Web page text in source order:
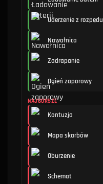
Uderzenie z rozpędu
Nawałnica
Zadrapanie
Ogień zaporowy
NAJGORSZE
Kontuzja
Mapa skarbów
Oburzenie
Schemat